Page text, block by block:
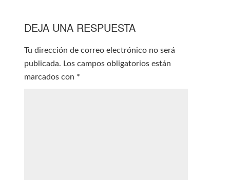
DEJA UNA RESPUESTA
Tu dirección de correo electrónico no será
publicada. Los campos obligatorios están
marcados con *